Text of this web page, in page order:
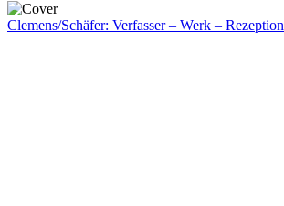
Clemens/Schäfer: Verfasser – Werk – Rezeption